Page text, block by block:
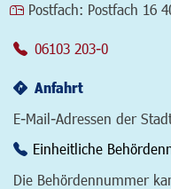
Postfach: Postfach 16
06103 203-0
Anfahrt
E-Mail-Adressen der
Einheitliche
Die Behördennummer